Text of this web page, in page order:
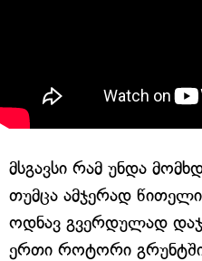
მსგავსი რამ უნდა
თუმცა ამჯერად
ოდნავ გვერდულად
ერთი როტორი